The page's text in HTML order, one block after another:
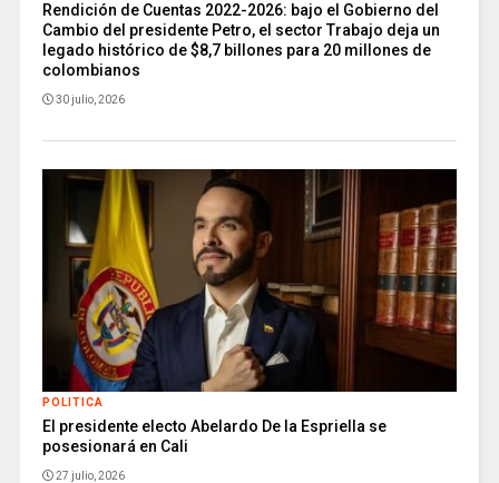
Rendición de Cuentas 2022-2026: bajo el Gobierno del
Cambio del presidente Petro, el sector Trabajo deja un
legado histórico de $8,7 billones para 20 millones de
colombianos
30 julio, 2026
POLITICA
El presidente electo Abelardo De la Espriella se
posesionará en Cali
27 julio, 2026